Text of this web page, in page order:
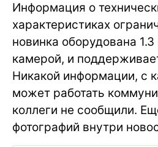
Информация о
характеристиках
новинка оборудована
камерой, и
Никакой информации, с
может работать
коллеги не сообщили.
фотографий внутри